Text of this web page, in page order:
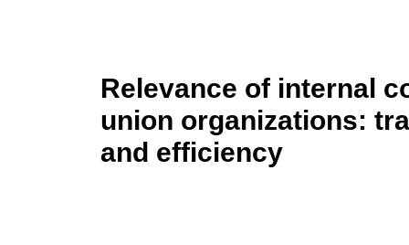
Relevance of internal
union organizations:
and efficiency